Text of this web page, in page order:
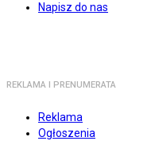
Napisz do nas
REKLAMA I PRENUMERATA
Reklama
Ogłoszenia